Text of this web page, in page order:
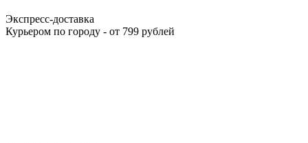
Экспресс-доставка
Курьером по городу - от 799 рублей